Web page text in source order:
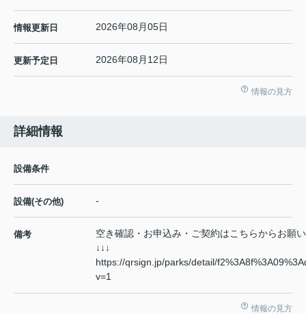
情報更新日 2026年08月05日
更新予定日 2026年08月12日
情報の見方
詳細情報
設備条件
設備(その他) -
備考
空き確認・お申込み・ご契約はこちらからお願
↓↓↓
https://qrsign.jp/parks/detail/
v=1
情報の見方